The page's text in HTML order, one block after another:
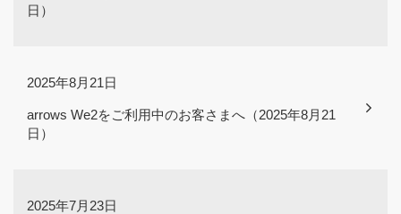
日）
2025年8月21日
arrows We2をご利用中のお客さまへ（2025年8月21
日）
2025年7月23日